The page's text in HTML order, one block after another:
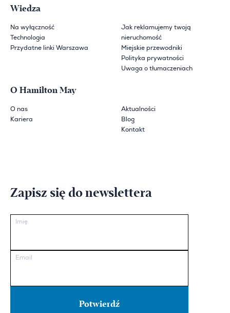
Wiedza
Na wyłączność
Technologia
Przydatne linki Warszawa
Jak reklamujemy twoją
nieruchomość
Miejskie przewodniki
Polityka prywatności
Uwaga o tłumaczeniach
O Hamilton May
O nas
Kariera
Aktualności
Blog
Kontakt
Zapisz się do newslettera
Imię
Email